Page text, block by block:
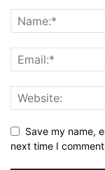
Save my name,
next time I